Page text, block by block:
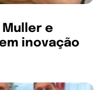
Muller e
inovação